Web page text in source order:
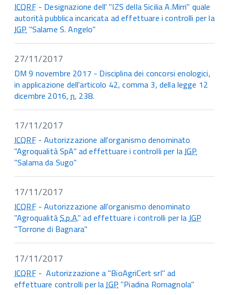
ICQRF- Designazione dell' "IZS della Sicilia A.Mirri" quale
autorità pubblica incaricata ad effettuare i controlli per la
IGP "Salame S. Angelo"
27/11/2017
DM 9 novembre 2017 - Disciplina dei concorsi enologici,
in applicazione dell'articolo 42, comma 3, della legge 12
dicembre 2016,n. 238.
17/11/2017
ICQRF- Autorizzazione all'organismo denominato
"Agroqualità SpA" ad effettuare i controlli per laIGP
"Salama da Sugo"
17/11/2017
ICQRF- Autorizzazione all'organismo denominato
"AgroqualitàS.p.A." ad effettuare i controlli per laIGP
"Torrone di Bagnara"
17/11/2017
ICQRF- Autorizzazione a "BioAgriCert srl" ad
effettuare controlli per laIGP "Piadina Romagnola"